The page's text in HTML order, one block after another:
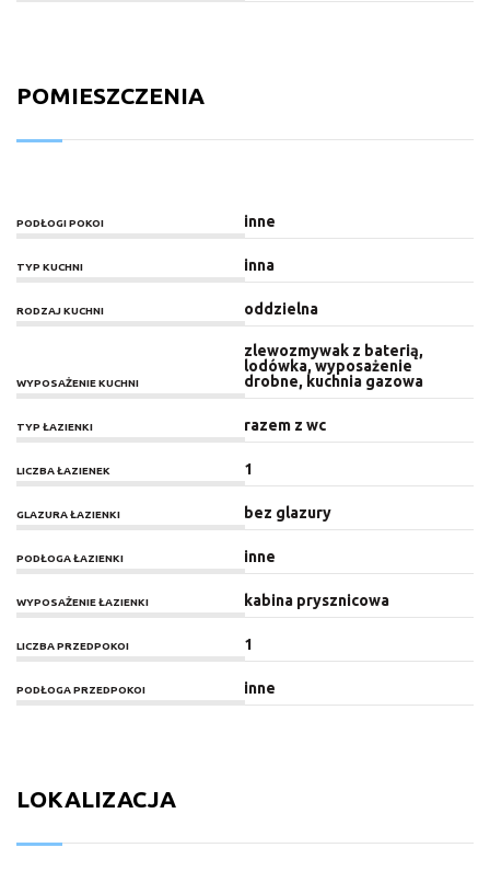
POMIESZCZENIA
PODŁOGI POKOI inne
TYP KUCHNI inna
RODZAJ KUCHNI oddzielna
WYPOSAŻENIE KUCHNI
zlewozmywak z baterią,
lodówka, wyposażenie
drobne, kuchnia gazowa
TYP ŁAZIENKI razem z wc
LICZBA ŁAZIENEK 1
GLAZURA ŁAZIENKI bez glazury
PODŁOGA ŁAZIENKI inne
WYPOSAŻENIE ŁAZIENKI kabina prysznicowa
LICZBA PRZEDPOKOI 1
PODŁOGA PRZEDPOKOI inne
LOKALIZACJA